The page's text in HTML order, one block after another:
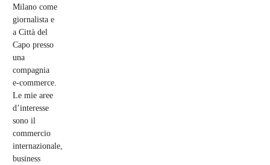
Milano come
giornalista e
a Città del
Capo presso
una
compagnia
e-commerce.
Le mie aree
d’interesse
sono il
commercio
internazionale,
business